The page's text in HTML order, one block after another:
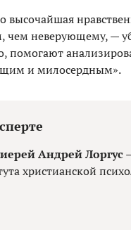
высочайшая
чем неверующему, —
помогают
и милосердным».
Андрей Лоргус
христианской